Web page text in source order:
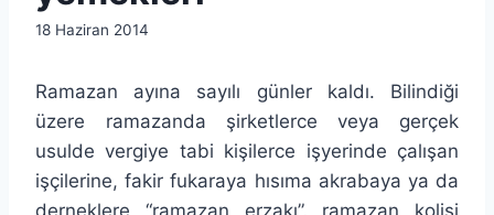
By
18 Haziran 2014
Ramazan ayına sayılı günler kaldı. Bilindiği
üzere ramazanda şirketlerce
veya gerçek
usulde vergiye tabi kişilerce işyerinde çalışan
işçilerine, fakir fukaraya hısıma akrabaya ya da
derneklere “ramazan erzakı”, ramazan kolisi